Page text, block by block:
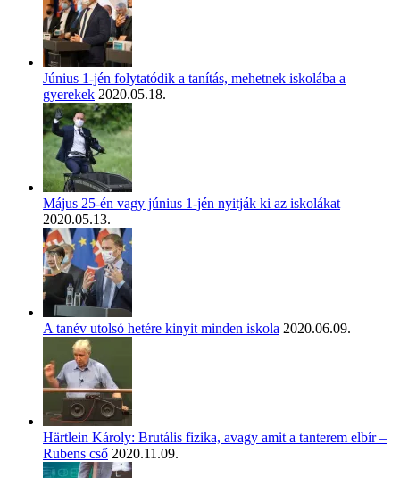
Június 1-jén folytatódik a tanítás, mehetnek iskolába a
gyerekek 2020.05.18.
Május 25-én vagy június 1-jén nyitják ki az iskolákat
2020.05.13.
A tanév utolsó hetére kinyit minden iskola 2020.06.09.
Härtlein Károly: Brutális fizika, avagy amit a tanterem elbír –
Rubens cső 2020.11.09.